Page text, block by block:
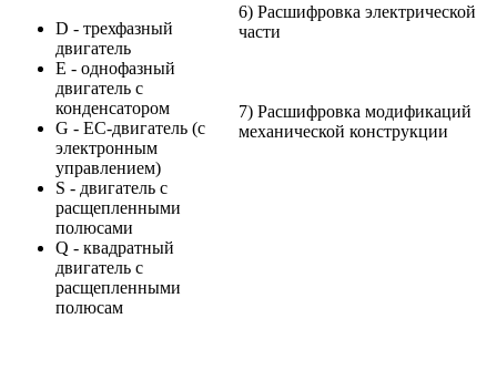
D - трехфазный
двигатель
E - однофазный
двигатель с
конденсатором
G - ЕС-двигатель (с
электронным
управлением)
S - двигатель с
расщепленными
полюсами
Q - квадратный
двигатель с
расщепленными
полюсам
6) Расшифровка электрической
части
7) Расшифровка модификаций
механической конструкции